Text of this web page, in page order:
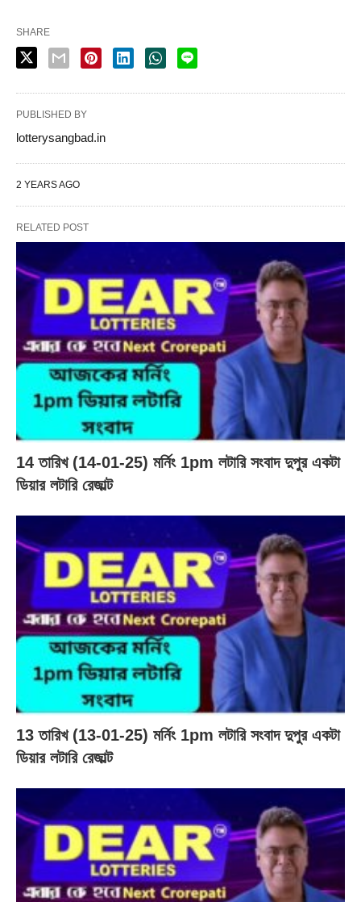
SHARE
PUBLISHED BY
lotterysangbad.in
2 YEARS AGO
RELATED POST
14 তারিখ (14-01-25) মর্নিং 1pm লটারি সংবাদ দুপুর একটা
ডিয়ার লটারি রেজাল্ট
13 তারিখ (13-01-25) মর্নিং 1pm লটারি সংবাদ দুপুর একটা
ডিয়ার লটারি রেজাল্ট